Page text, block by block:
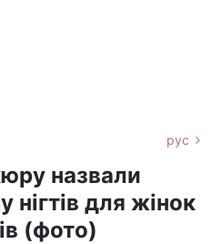
рус
назвали
нігтів для жінок
(фото)